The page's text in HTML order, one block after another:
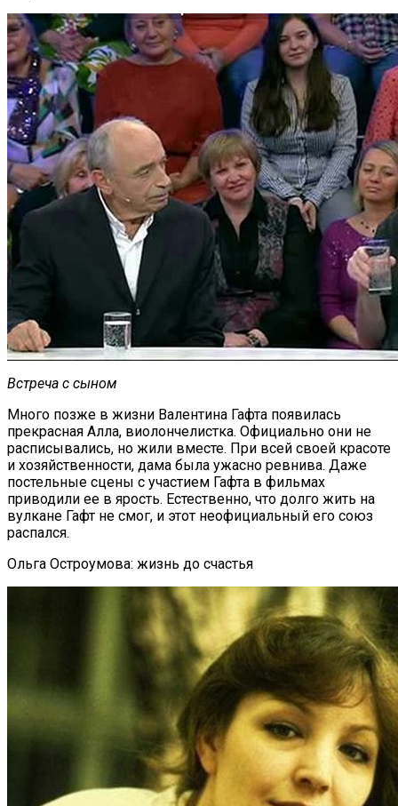
Встреча с сыном
Много позже в жизни Валентина Гафта появилась
прекрасная Алла, виолончелистка. Официально они не
расписывались, но жили вместе. При всей своей красоте
и хозяйственности, дама была ужасно ревнива. Даже
постельные сцены с участием Гафта в фильмах
приводили ее в ярость. Естественно, что долго жить на
вулкане Гафт не смог, и этот неофициальный его союз
распался.
Ольга Остроумова: жизнь до счастья